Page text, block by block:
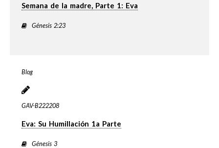
Semana de la madre, Parte 1: Eva
Génesis 2:23
Blog
GAV-B222208
Eva: Su Humillación 1a Parte
Génesis 3